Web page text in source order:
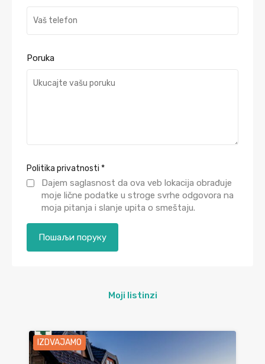
Poruka
Politika privatnosti *
Dajem saglasnost da ova veb lokacija obrađuje
moje lične podatke u stroge svrhe odgovora na
moja pitanja i slanje upita o smeštaju.
Moji listinzi
IZDVAJAMO